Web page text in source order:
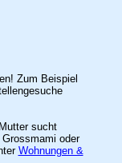
Zum Beispiel
sucht
oder
Wohnungen &